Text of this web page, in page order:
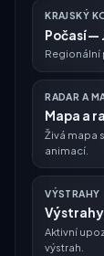
KRAJSKÝ
Počasí —
Regionální
RADAR A
Mapa a
Živá mapa
animací.
VÝSTRAHY
Aktivní
výstrah.